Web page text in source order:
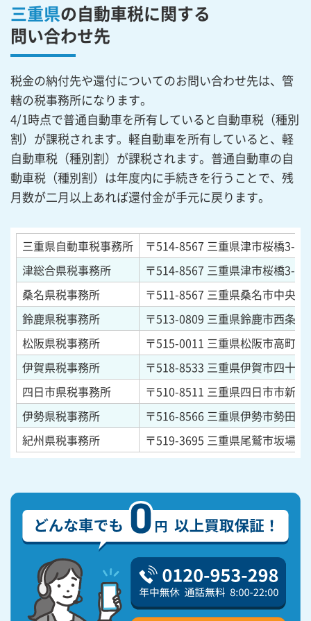
三重県の自動車税に関する
問い合わせ先
税金の納付先や還付についてのお問い合わせ先は、管
轄の税事務所になります。
4/1時点で普通自動車を所有していると自動車税（種別
割）が課税されます。軽自動車を所有していると、軽
自動車税（種別割）が課税されます。普通自動車の自
動車税（種別割）は年度内に手続きを行うことで、残
月数が二月以上あれば還付金が手元に戻ります。
三重県自動車税事務所 〒514-8567 三重県津市桜橋3-
津総合県税事務所
〒514-8567 三重県津市桜橋3-
桑名県税事務所
〒511-8567 三重県桑名市中央町
鈴鹿県税事務所
〒513-0809 三重県鈴鹿市西条5-
松阪県税事務所
〒515-0011 三重県松阪市高町
伊賀県税事務所
〒518-8533 三重県伊賀市四十九
四日市県税事務所
〒510-8511 三重県四日市市新
伊勢県税事務所
〒516-8566 三重県伊勢市勢田
紀州県税事務所
〒519-3695 三重県尾鷲市坂場西